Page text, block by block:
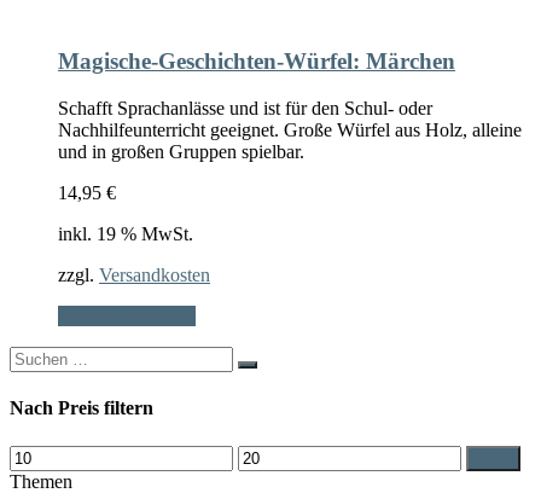
Magische-Geschichten-Würfel: Märchen
Schafft Sprachanlässe und ist für den Schul- oder
Nachhilfeunterricht geeignet. Große Würfel aus Holz, alleine
und in großen Gruppen spielbar.
14,95 €
inkl. 19 % MwSt.
zzgl. Versandkosten
Search
for:
Nach Preis filtern
Min.
Preis
Max.
Preis
Themen